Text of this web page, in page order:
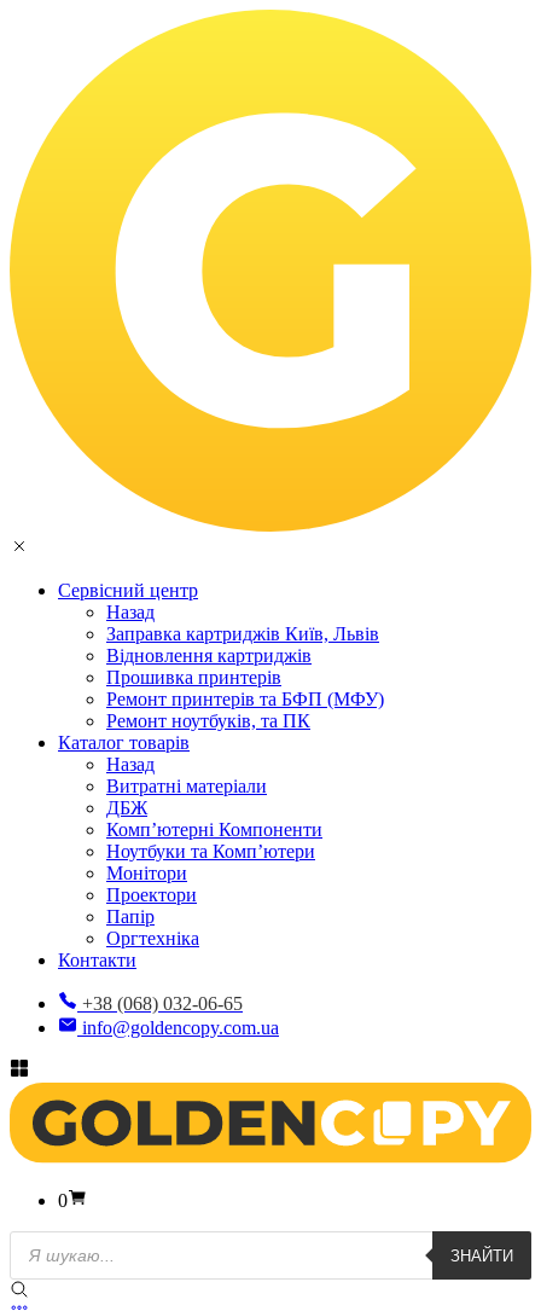
Сервісний центр
Назад
Заправка картриджів Київ, Львів
Відновлення картриджів
Прошивка принтерів
Ремонт принтерів та БФП (МФУ)
Ремонт ноутбуків, та ПК
Каталог товарів
Назад
Витратні матеріали
ДБЖ
Комп’ютерні Компоненти
Ноутбуки та Комп’ютери
Монітори
Проектори
Папір
Оргтехніка
Контакти
+38 (068) 032-06-65
info@goldencopy.com.ua
0
Пошук
товарів
ЗНАЙТИ